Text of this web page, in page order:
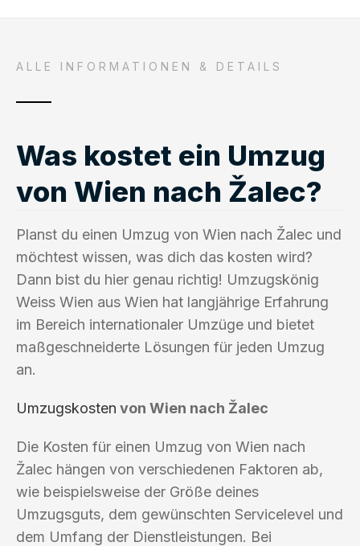
ALLE INFORMATIONEN & DETAILS
Was kostet ein Umzug
von Wien nach Žalec?
Planst du einen Umzug von Wien nach Žalec und
möchtest wissen, was dich das kosten wird?
Dann bist du hier genau richtig! Umzugskönig
Weiss Wien aus Wien hat langjährige Erfahrung
im Bereich internationaler Umzüge und bietet
maßgeschneiderte Lösungen für jeden Umzug
an.
Umzugskosten von Wien nach Žalec
Die Kosten für einen Umzug von Wien nach
Žalec hängen von verschiedenen Faktoren ab,
wie beispielsweise der Größe deines
Umzugsguts, dem gewünschten Servicelevel und
dem Umfang der Dienstleistungen. Bei